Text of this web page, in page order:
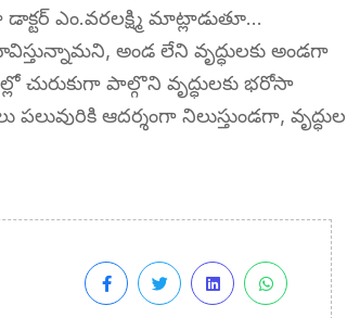
ఎం.వరలక్ష్మి మాట్లాడుతూ…
అండ లేని వృద్ధులకు అండగా
పాల్గొని వృద్ధులకు భరోసా
ఆదర్శంగా నిలుస్తుండగా, వృద్ధుల